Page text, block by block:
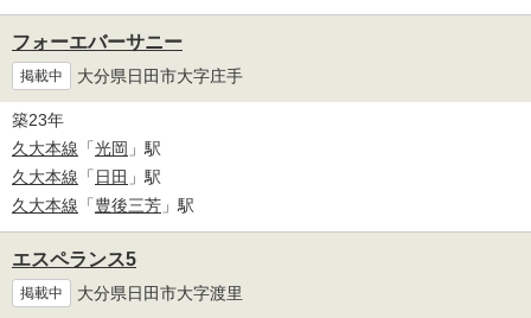
フォーエバーサニー
掲載中 大分県日田市大字庄手
築23年
久大本線 「光岡 」駅
久大本線 「 日田 」駅
久大本線 「豊後三芳 」駅
エスペランス5
掲載中 大分県日田市大字渡里